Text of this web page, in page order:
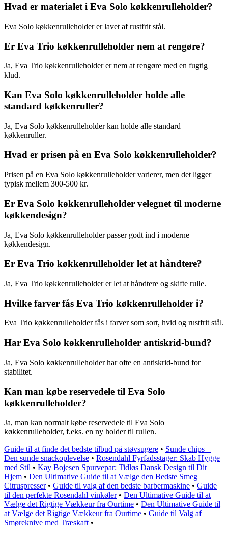
Hvad er materialet i Eva Solo køkkenrulleholder?
Eva Solo køkkenrulleholder er lavet af rustfrit stål.
Er Eva Trio køkkenrulleholder nem at rengøre?
Ja, Eva Trio køkkenrulleholder er nem at rengøre med en fugtig
klud.
Kan Eva Solo køkkenrulleholder holde alle
standard køkkenruller?
Ja, Eva Solo køkkenrulleholder kan holde alle standard
køkkenruller.
Hvad er prisen på en Eva Solo køkkenrulleholder?
Prisen på en Eva Solo køkkenrulleholder varierer, men det ligger
typisk mellem 300-500 kr.
Er Eva Solo køkkenrulleholder velegnet til moderne
køkkendesign?
Ja, Eva Solo køkkenrulleholder passer godt ind i moderne
køkkendesign.
Er Eva Trio køkkenrulleholder let at håndtere?
Ja, Eva Trio køkkenrulleholder er let at håndtere og skifte rulle.
Hvilke farver fås Eva Trio køkkenrulleholder i?
Eva Trio køkkenrulleholder fås i farver som sort, hvid og rustfrit stål.
Har Eva Solo køkkenrulleholder antiskrid-bund?
Ja, Eva Solo køkkenrulleholder har ofte en antiskrid-bund for
stabilitet.
Kan man købe reservedele til Eva Solo
køkkenrulleholder?
Ja, man kan normalt købe reservedele til Eva Solo
køkkenrulleholder, f.eks. en ny holder til rullen.
Guide til at finde det bedste tilbud på støvsugere • Sunde chips –
Den sunde snackoplevelse • Rosendahl Fyrfadsstager: Skab Hygge
med Stil • Kay Bojesen Spurvepar: Tidløs Dansk Design til Dit
Hjem • Den Ultimative Guide til at Vælge den Bedste Smeg
Citruspresser• Guide til valg af den bedste barbermaskine • Guide
til den perfekte Rosendahl vinkøler• Den Ultimative Guide til at
Vælge det Rigtige Vækkeur fra Ourtime • Den Ultimative Guide til
at Vælge det Rigtige Vækkeur fra Ourtime • Guide til Valg af
Smøreknive med Træskaft •